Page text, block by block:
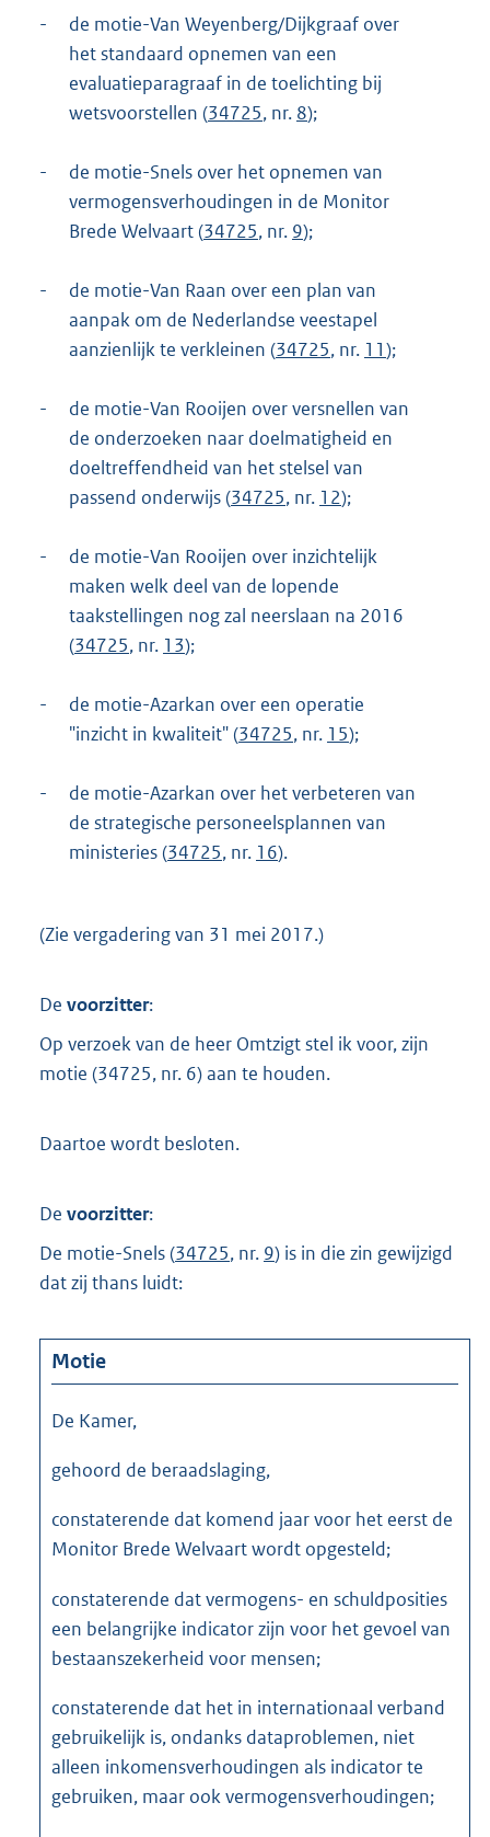
-
de motie-Van Weyenberg/Dijkgraaf over
het standaard opnemen van een
evaluatieparagraaf in de toelichting bij
wetsvoorstellen (34725, nr. 8);
-
de motie-Snels over het opnemen van
vermogensverhoudingen in de Monitor
Brede Welvaart (34725, nr. 9);
-
de motie-Van Raan over een plan van
aanpak om de Nederlandse veestapel
aanzienlijk te verkleinen (34725, nr. 11);
-
de motie-Van Rooijen over versnellen van
de onderzoeken naar doelmatigheid en
doeltreffendheid van het stelsel van
passend onderwijs (34725, nr. 12);
-
de motie-Van Rooijen over inzichtelijk
maken welk deel van de lopende
taakstellingen nog zal neerslaan na 2016
(34725, nr. 13);
-
de motie-Azarkan over een operatie
"inzicht in kwaliteit" (34725, nr. 15);
-
de motie-Azarkan over het verbeteren van
de strategische personeelsplannen van
ministeries (34725, nr. 16).
(Zie vergadering van 31 mei 2017.)
De voorzitter:
Op verzoek van de heer Omtzigt stel ik voor, zijn
motie (34725, nr. 6) aan te houden.
Daartoe wordt besloten.
De voorzitter:
De motie-Snels (34725, nr. 9) is in die zin gewijzigd
dat zij thans luidt:
Motie
De Kamer,
gehoord de beraadslaging,
constaterende dat komend jaar voor het eerst de
Monitor Brede Welvaart wordt opgesteld;
constaterende dat vermogens- en schuldposities
een belangrijke indicator zijn voor het gevoel van
bestaanszekerheid voor mensen;
constaterende dat het in internationaal verband
gebruikelijk is, ondanks dataproblemen, niet
alleen inkomensverhoudingen als indicator te
gebruiken, maar ook vermogensverhoudingen;